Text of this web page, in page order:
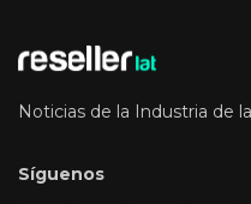
Noticias de la Industria de
Síguenos